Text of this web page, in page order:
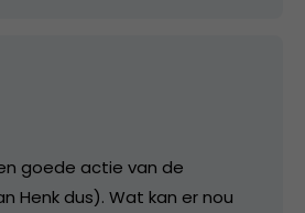
goede actie van de
Henk dus). Wat kan er nou